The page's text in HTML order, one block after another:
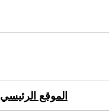
الموقع الرئيسي